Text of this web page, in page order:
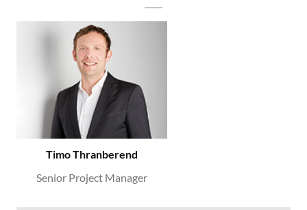
Timo Thranberend
Senior Project Manager